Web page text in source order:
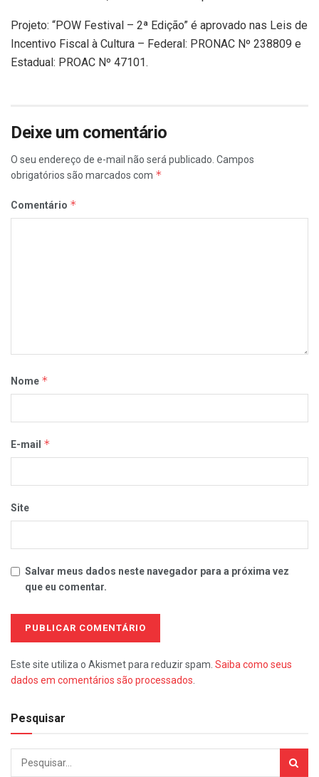
Projeto: “POW Festival – 2ª Edição” é aprovado nas Leis de
Incentivo Fiscal à Cultura – Federal: PRONAC Nº 238809 e
Estadual: PROAC Nº 47101.
Deixe um comentário
O seu endereço de e-mail não será publicado. Campos
obrigatórios são marcados com *
Comentário *
Nome *
E-mail *
Site
Salvar meus dados neste navegador para a próxima vez
que eu comentar.
Este site utiliza o Akismet para reduzir spam. Saiba como seus
dados em comentários são processados
Pesquisar